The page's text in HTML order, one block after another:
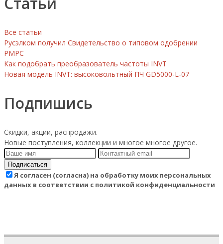
Все статьи
Русэлком получил Свидетельство о типовом одобрении
РМРС
Как подобрать преобразователь частоты INVT
Новая модель INVT: высоковольтный ПЧ GD5000-L-07
Подпишись
Скидки, акции, распродажи.
Новые поступления, коллекции и многое многое другое.
Подписаться
Я согласен (согласна) на обработку моих персональных
данных в соответствии с политикой конфиденциальности